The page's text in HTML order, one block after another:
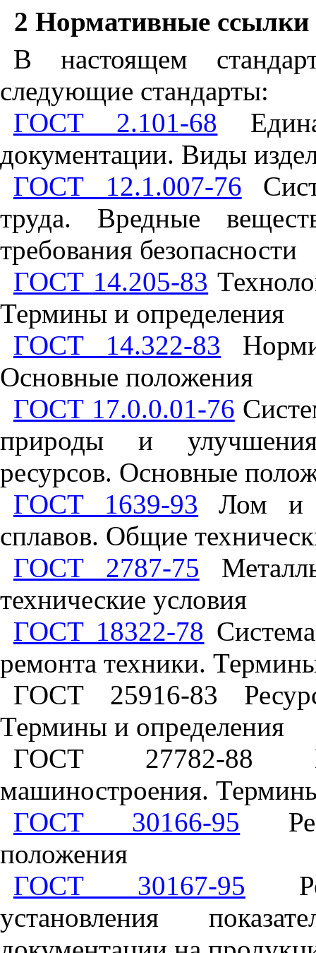
2 Нормативные ссылки
В настоящем
следующие стандарты:
ГОСТ 2.101-68
документации. Виды
ГОСТ 12.1.007-76
труда. Вредные
требования безопасности
ГОСТ 14.205-83
Термины и определения
ГОСТ 14.322-83
Основные положения
ГОСТ 17.0.0.01-76
природы и
ресурсов. Основные
ГОСТ 1639-93 Лом и
сплавов. Общие
ГОСТ 2787-75
технические условия
ГОСТ 18322-78
ремонта техники.
ГОСТ 25916-83
Термины и определения
ГОСТ 27782-88
машиностроения.
ГОСТ 30166-95
положения
ГОСТ 30167-95
установления